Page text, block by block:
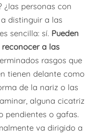
¿las personas con
distinguir a las
sencilla: sí. Pueden
a las
rasgos que
tienen delante como
de la nariz o las
alguna cicatriz
pendientes o gafas.
va dirigido a